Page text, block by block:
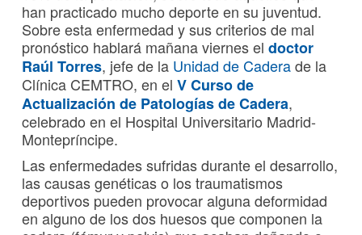
han practicado mucho deporte en su juventud.
Sobre esta enfermedad y sus criterios de mal
pronóstico hablará mañana viernes el doctor
Raúl Torres, jefe de la Unidad de Caderade la
Clínica CEMTRO, en el V Curso de
Actualización de Patologías de Cadera,
celebrado en el Hospital Universitario Madrid-
Montepríncipe.
Las enfermedades sufridas durante el desarrollo,
las causas genéticas o los traumatismos
deportivos pueden provocar alguna deformidad
en alguno de los dos huesos que componen la